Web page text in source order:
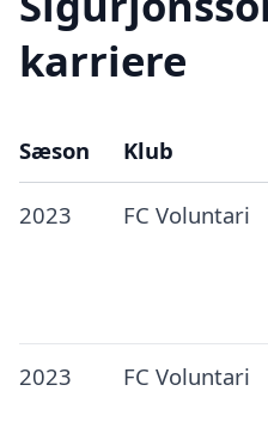
karriere
Sæson Klub
2023 FC Voluntari
2023 FC Voluntari